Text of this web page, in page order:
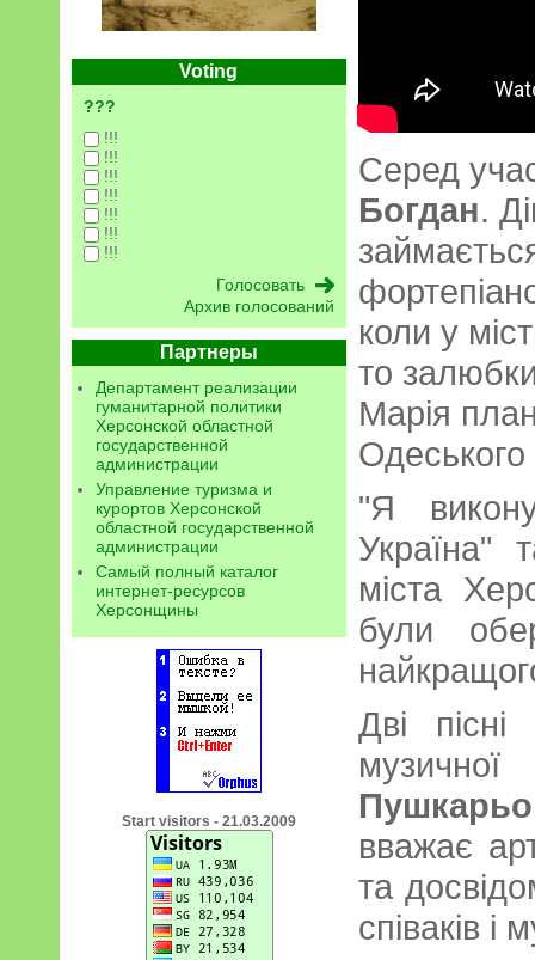
Voting
???
!!!
!!!
!!!
!!!
!!!
!!!
!!!
Архив голосований
Партнеры
Департамент реализации
гуманитарной политики
Херсонской областной
государственной
администрации
Управление туризма и
курортов Херсонской
областной государственной
администрации
Самый полный каталог
интернет-ресурсов
Херсонщины
Start visitors - 21.03.2009
Серед
Богдан.
коли у
то
Марія
"Я
Україна"
міста
були
Дві
вважає
та
співаків і